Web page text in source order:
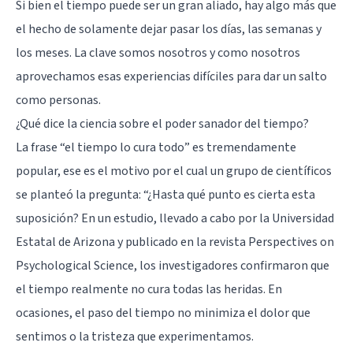
Si bien el tiempo puede ser un gran aliado, hay algo más que
el hecho de solamente dejar pasar los días, las semanas y
los meses. La clave somos nosotros y como nosotros
aprovechamos esas experiencias difíciles para dar un salto
como personas.
¿Qué dice la ciencia sobre el poder sanador del tiempo?
La frase “el tiempo lo cura todo” es tremendamente
popular, ese es el motivo por el cual un grupo de científicos
se planteó la pregunta: “¿Hasta qué punto es cierta esta
suposición? En un estudio, llevado a cabo por la Universidad
Estatal de Arizona y publicado en la revista Perspectives on
Psychological Science, los investigadores confirmaron que
el tiempo realmente no cura todas las heridas. En
ocasiones, el paso del tiempo no minimiza el dolor que
sentimos o la tristeza que experimentamos.